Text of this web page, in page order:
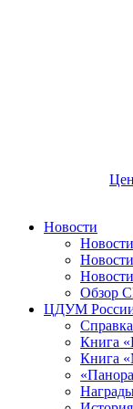
Новости
Обзор
ЦДУМ
Книга
Книга